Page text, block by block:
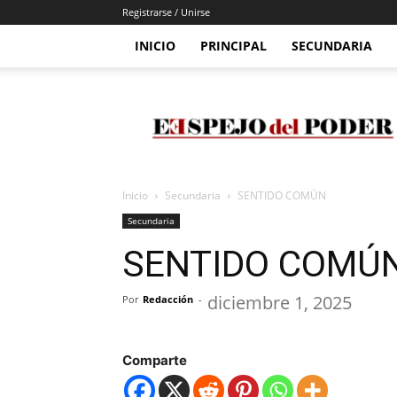
Registrarse / Unirse
INICIO PRINCIPAL SECUNDARIA
Del
Poder
Inicio Secundaria SENTIDO COMÚN
Secundaria
SENTIDO
Por Redacción - diciembre 1, 2025
Comparte